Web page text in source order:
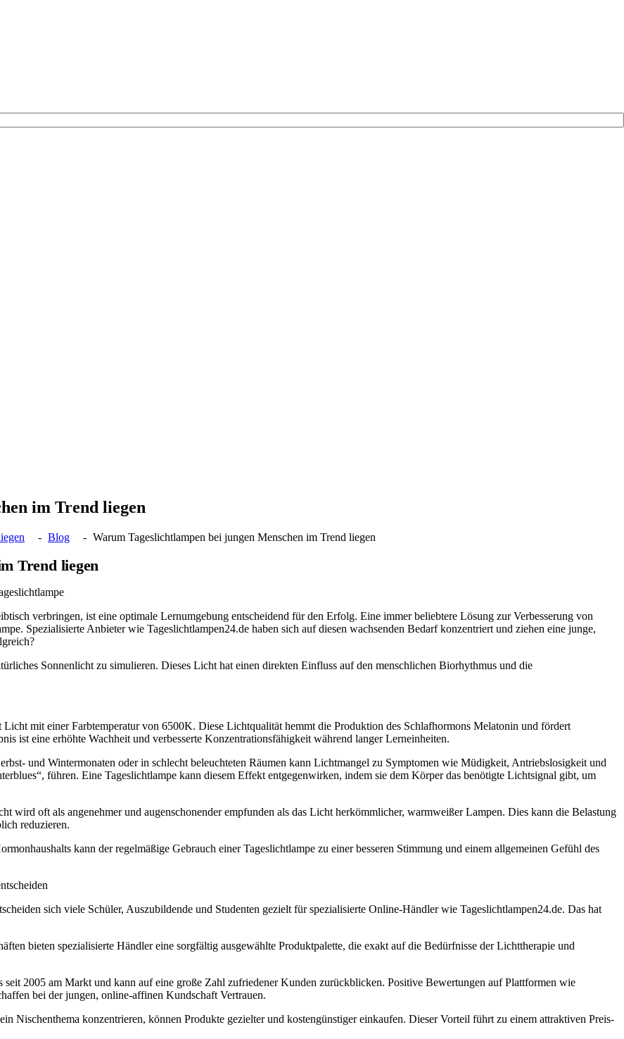
im Trend liegen
Blog Warum Tageslichtlampen bei jungen Menschen im Trend liegen
Trend liegen
verbringen, ist eine optimale Lernumgebung entscheidend für den Erfolg. Eine immer beliebtere Lösung zur Verbesserung von
Spezialisierte Anbieter wie Tageslichtlampen24.de haben sich auf diesen wachsenden Bedarf konzentriert und ziehen eine junge,
Sonnenlicht zu simulieren. Dieses Licht hat einen direkten Einfluss auf den menschlichen Biorhythmus und die
mit einer Farbtemperatur von 6500K. Diese Lichtqualität hemmt die Produktion des Schlafhormons Melatonin und fördert
ist eine erhöhte Wachheit und verbesserte Konzentrationsfähigkeit während langer Lerneinheiten.
und Wintermonaten oder in schlecht beleuchteten Räumen kann Lichtmangel zu Symptomen wie Müdigkeit, Antriebslosigkeit und
führen. Eine Tageslichtlampe kann diesem Effekt entgegenwirken, indem sie dem Körper das benötigte Lichtsignal gibt, um
wird oft als angenehmer und augenschonender empfunden als das Licht herkömmlicher, warmweißer Lampen. Dies kann die Belastung
reduzieren.
kann der regelmäßige Gebrauch einer Tageslichtlampe zu einer besseren Stimmung und einem allgemeinen Gefühl des
sich viele Schüler, Auszubildende und Studenten gezielt für spezialisierte Online-Händler wie Tageslichtlampen24.de. Das hat
bieten spezialisierte Händler eine sorgfältig ausgewählte Produktpalette, die exakt auf die Bedürfnisse der Lichttherapie und
2005 am Markt und kann auf eine große Zahl zufriedener Kunden zurückblicken. Positive Bewertungen auf Plattformen wie
bei der jungen, online-affinen Kundschaft Vertrauen.
Nischenthema konzentrieren, können Produkte gezielter und kostengünstiger einkaufen. Dieser Vorteil führt zu einem attraktiven Preis-